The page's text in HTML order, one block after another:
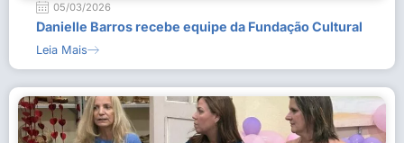
05/03/2026
Danielle Barros recebe equipe da Fundação Cultural
Leia Mais